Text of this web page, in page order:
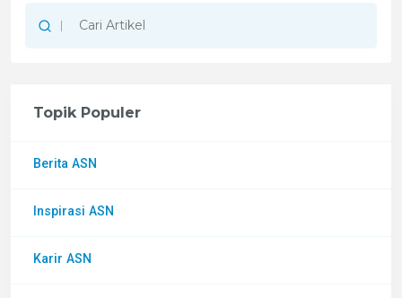
Topik Populer
Berita ASN
Inspirasi ASN
Karir ASN